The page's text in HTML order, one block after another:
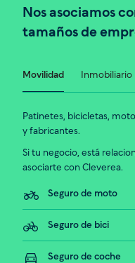
Nos asociamos
tamaños de
Movilidad Inmobiliario
Patinetes, bicicletas,
y fabricantes.
Si tu negocio, está
asociarte con Cleverea.
Seguro de moto
Seguro de bici
Seguro de coche